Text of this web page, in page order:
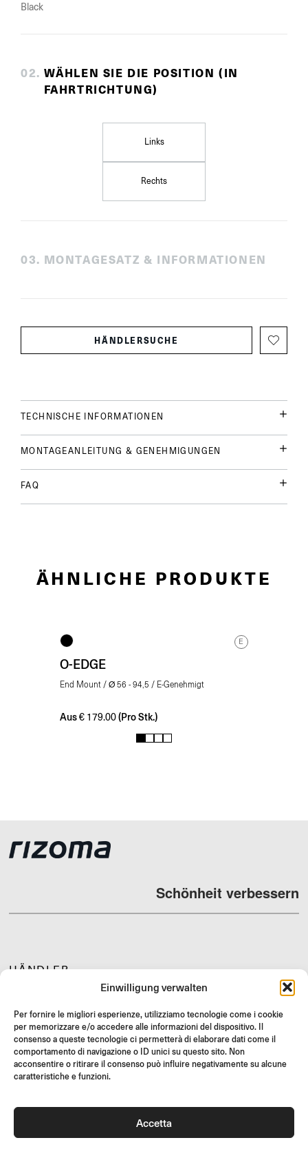
Einwilligung verwalten
Per fornire le migliori esperienze, utilizziamo tecnologie come i cookie
per memorizzare e/o accedere alle informazioni del dispositivo. Il
consenso a queste tecnologie ci permetterà di elaborare dati come il
comportamento di navigazione o ID unici su questo sito. Non
acconsentire o ritirare il consenso può influire negativamente su alcune
caratteristiche e funzioni.
Accetta
Black
02. WÄHLEN SIE DIE POSITION (IN
FAHRTRICHTUNG)
Links
Rechts
03. MONTAGESATZ & INFORMATIONEN
HÄNDLERSUCHE
TECHNISCHE INFORMATIONEN
MONTAGEANLEITUNG & GENEHMIGUNGEN
FAQ
ÄHNLICHE PRODUKTE
E
O-EDGE
End Mount / Ø 56 - 94,5 / E-Genehmigt
Aus € 179.00 (Pro Stk.)
1 2 3 4
Schönheit verbessern
HÄNDLER
SUPPORT & FAQ
RÜCKGABE
MONTAGEANLEITUNG
GIFT CARD
LIMITIERTE ANGEBOTE
Werde Teil der Rizoma-Community und erhalte Zugang zu
exklusiven Inhalten und Sonderangeboten!